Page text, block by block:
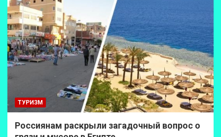
ТУРИЗМ
Россиянам раскрыли загадочный вопрос о